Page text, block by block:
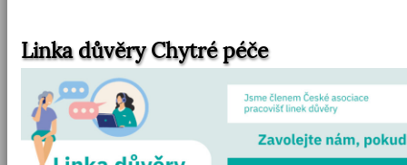
Linka důvěry Chytré péče